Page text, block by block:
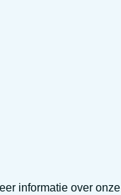
informatie over onze